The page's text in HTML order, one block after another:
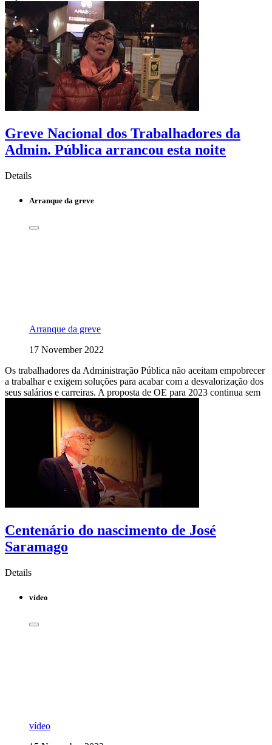
Greve Nacional dos Trabalhadores da
Admin. Pública arrancou esta noite
Details
Arranque da greve
Arranque da greve
17 November 2022
Os trabalhadores da Administração Pública não aceitam empobrecer
a trabalhar e exigem soluções para acabar com a desvalorização dos
seus salários e carreiras. A proposta de OE para 2023 continua sem
Centenário do nascimento de José
Saramago
Details
vídeo
vídeo